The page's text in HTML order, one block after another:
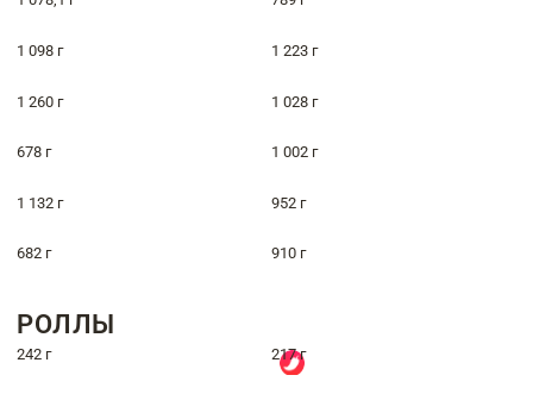
1 098 г 1 223 г
1 260 г 1 028 г
678 г 1 002 г
1 132 г 952 г
682 г 910 г
РОЛЛЫ
242 г 217 г